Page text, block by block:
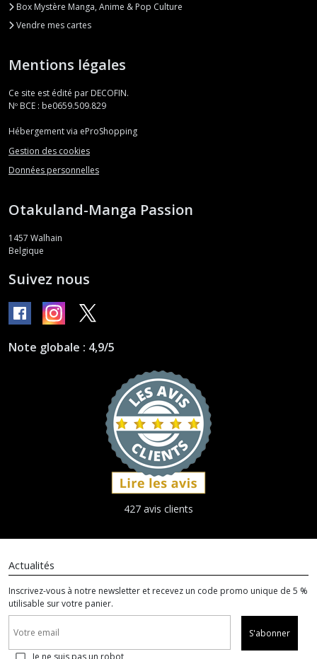
Box Mystère Manga, Anime & Pop Culture
Vendre mes cartes
Mentions légales
Ce site est édité par DECOFIN.
Nº BCE : be0659.509.829
Hébergement via eProShopping
Gestion des cookies
Données personnelles
Otakuland-Manga Passion
1457 Walhain
Belgique
Suivez nous
Note globale : 4,9/5
427 avis clients
Actualités
Inscrivez-vous à notre newsletter et recevez un code promo unique de 5 %
utilisable sur votre panier.
S'abonner